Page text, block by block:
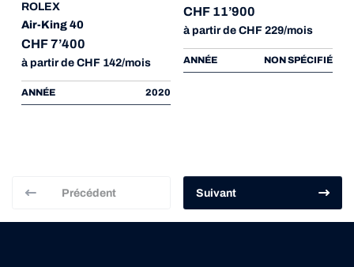
ROLEX
Air-King 40
CHF 7’400
à partir de CHF 142/mois
ANNÉE 2020
CHF 11’900
à partir de CHF 229/mois
ANNÉE NON SPÉCIFIÉ
Précédent Suivant